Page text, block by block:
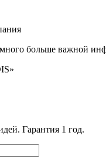
больше важной
Гарантия 1 год.